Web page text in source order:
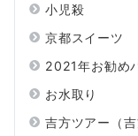
小児殺
京都スイーツ
2021年お勧め
お水取り
吉方ツアー（吉